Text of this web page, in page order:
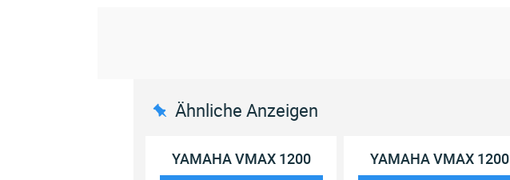
Ähnliche Anzeigen
YAMAHA VMAX 1200 YAMAHA VMAX 1200